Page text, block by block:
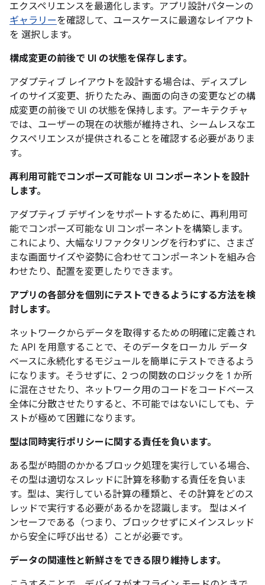
エクスペリエンスを最適化します。アプリ設計パターンの
ギャラリーを確認して、ユースケースに最適なレイアウト
を 選択します。
構成変更の前後で UI の状態を保存します。
アダプティブ レイアウトを設計する場合は、ディスプレ
イのサイズ変更、折りたたみ、画面の向きの変更などの構
成変更の前後で UI の状態を保持します。アーキテクチャ
では、ユーザーの現在の状態が維持され、シームレスなエ
クスペリエンスが提供されることを確認する必要がありま
す。
再利用可能でコンポーズ可能な UI コンポーネントを設計
します。
アダプティブ デザインをサポートするために、再利用可
能でコンポーズ可能な UI コンポーネントを構築します。
これにより、大幅なリファクタリングを行わずに、さまざ
まな画面サイズや姿勢に合わせてコンポーネントを組み合
わせたり、配置を変更したりできます。
アプリの各部分を個別にテストできるようにする方法を検
討します。
ネットワークからデータを取得するための明確に定義され
た API を用意することで、そのデータをローカル データ
ベースに永続化するモジュールを簡単にテストできるよう
になります。そうせずに、2 つの関数のロジックを 1 か所
に混在させたり、ネットワーク用のコードをコードベース
全体に分散させたりすると、不可能ではないにしても、テ
ストが極めて困難になります。
型は同時実行ポリシーに関する責任を負います。
ある型が時間のかかるブロック処理を実行している場合、
その型は適切なスレッドに計算を移動する責任を負いま
す。型は、実行している計算の種類と、その計算をどのス
レッドで実行する必要があるかを認識します。 型はメイ
ンセーフである（つまり、ブロックせずにメインスレッド
から安全に呼び出せる）ことが必要です。
データの関連性と新鮮さをできる限り維持します。